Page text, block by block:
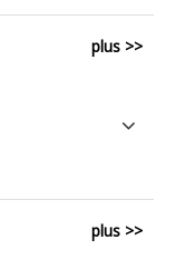
plus >>
plus >>